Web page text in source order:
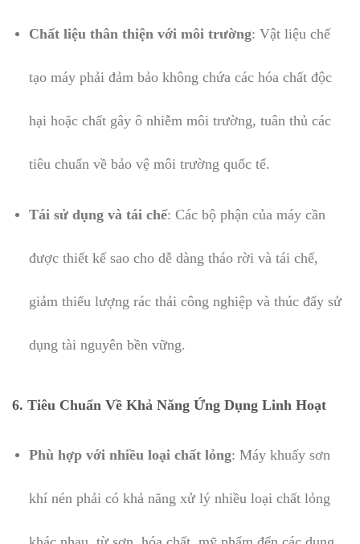
Chất liệu thân thiện với môi trường: Vật liệu chế
tạo máy phải đảm bảo không chứa các hóa chất độc
hại hoặc chất gây ô nhiễm môi trường, tuân thủ các
tiêu chuẩn về bảo vệ môi trường quốc tế.
Tái sử dụng và tái chế: Các bộ phận của máy cần
được thiết kế sao cho dễ dàng tháo rời và tái chế,
giảm thiểu lượng rác thải công nghiệp và thúc đẩy sử
dụng tài nguyên bền vững.
6. Tiêu Chuẩn Về Khả Năng Ứng Dụng Linh Hoạt
Phù hợp với nhiều loại chất lỏng: Máy khuấy sơn
khí nén phải có khả năng xử lý nhiều loại chất lỏng